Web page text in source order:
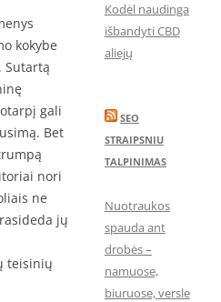
kokybe
Sutartą
gali
Bet
nori
ne
jų
teisinių
Kodėl naudinga
išbandyti CBD
aliejų
SEO
STRAIPSNIU
TALPINIMAS
Nuotraukos
spauda ant
drobės –
namuose,
biuruose, versle